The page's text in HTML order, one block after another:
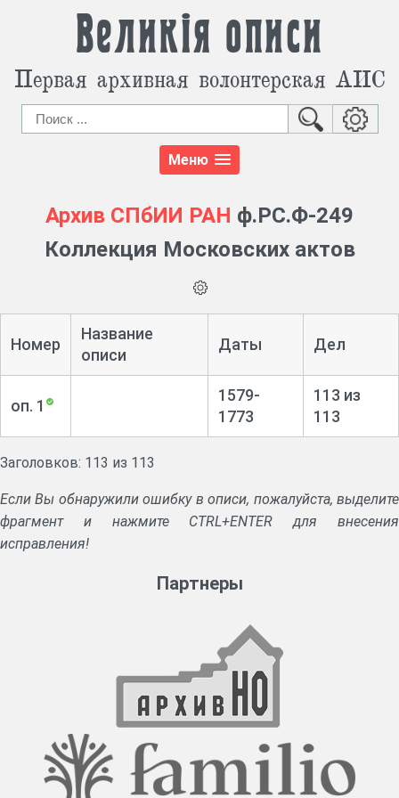
Великія описи
Первая архивная волонтерская АИС
Меню
Архив СПбИИ РАН ф.РС.Ф-249
Коллекция Московских актов
Номер
Название
описи
Даты Дел
оп. 1
1579-
1773
113 из
113
Заголовков: 113 из 113
Если Вы обнаружили ошибку в описи, пожалуйста, выделите
фрагмент и нажмите CTRL+ENTER для внесения
исправления!
Партнеры